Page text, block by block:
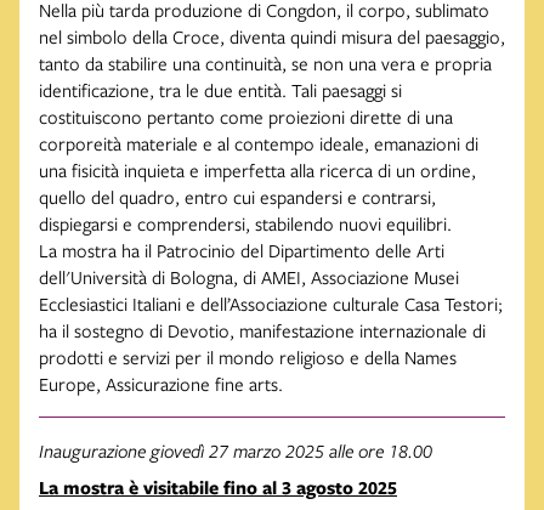
Nella più tarda produzione di Congdon, il corpo, sublimato
nel simbolo della Croce, diventa quindi misura del paesaggio,
tanto da stabilire una continuità, se non una vera e propria
identificazione, tra le due entità. Tali paesaggi si
costituiscono pertanto come proiezioni dirette di una
corporeità materiale e al contempo ideale, emanazioni di
una fisicità inquieta e imperfetta alla ricerca di un ordine,
quello del quadro, entro cui espandersi e contrarsi,
dispiegarsi e comprendersi, stabilendo nuovi equilibri.
La mostra ha il Patrocinio del Dipartimento delle Arti
dell'Università di Bologna, di AMEI, Associazione Musei
Ecclesiastici Italiani e dell’Associazione culturale Casa Testori;
ha il sostegno di Devotio, manifestazione internazionale di
prodotti e servizi per il mondo religioso e della Names
Europe, Assicurazione fine arts.
Inaugurazione giovedì 27 marzo 2025 alle ore 18.00
La mostra è visitabile fino al 3 agosto 2025